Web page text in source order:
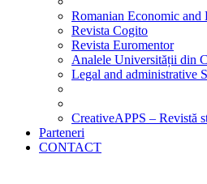
Romanian Economic and
Revista Cogito
Revista Euromentor
Analele Universității din
Legal and administrative
CreativeAPPS – Revistă
Parteneri
CONTACT